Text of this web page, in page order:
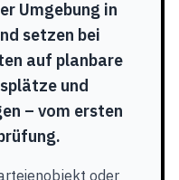
Umgebung in
setzen bei
auf planbare
und
– vom ersten
oder